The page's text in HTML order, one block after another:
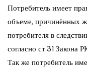
Потребитель имеет
объеме, причинённых
потребителя в
согласно ст.31 Закона
Так же потребитель